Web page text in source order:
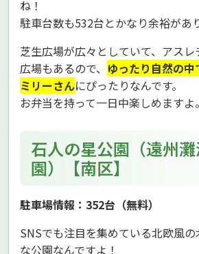
ね！
駐車台数も532台とかなり余裕があ
芝生広場が広々としていて、アス
広場もあるので、 ゆったり自然の
ミリーさんにぴったりなんです。
お弁当を持って一日中楽しめますよ。
石人の星公園（遠州
園）【南区】
駐車場情報：352台（無料）
SNSでも注目を集めている北欧風
な公園なんですよ！